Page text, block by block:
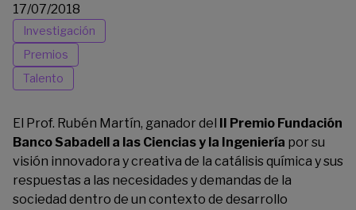
17/07/2018
Investigación
Premios
Talento
El Prof. Rubén Martín, ganador del II Premio Fundación
Banco Sabadell a las Ciencias y la Ingeniería por su
visión innovadora y creativa de la catálisis química y sus
respuestas a las necesidades y demandas de la
sociedad dentro de un contexto de desarrollo